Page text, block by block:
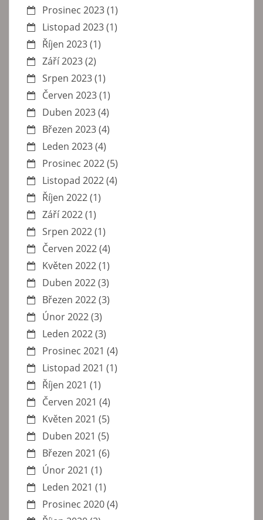
Prosinec 2023(1)
Listopad 2023(1)
Říjen 2023(1)
Září 2023(2)
Srpen 2023(1)
Červen 2023(1)
Duben 2023(4)
Březen 2023(4)
Leden 2023(4)
Prosinec 2022(5)
Listopad 2022(4)
Říjen 2022(1)
Září 2022(1)
Srpen 2022(1)
Červen 2022(4)
Květen 2022(1)
Duben 2022(3)
Březen 2022(3)
Únor 2022(3)
Leden 2022(3)
Prosinec 2021 (4)
Listopad 2021 (1)
Říjen 2021 (1)
Červen 2021 (4)
Květen 2021 (5)
Duben 2021 (5)
Březen 2021 (6)
Únor 2021 (1)
Leden 2021 (1)
Prosinec 2020(4)